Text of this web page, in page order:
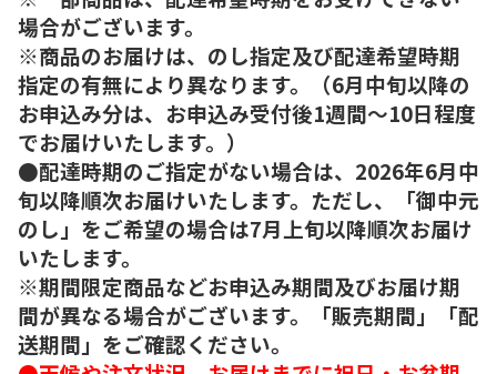
場合がございます。
※商品のお届けは、のし指定及び配達希望時期
指定の有無により異なります。（6月中旬以降の
お申込み分は、お申込み受付後1週間～10日程度
でお届けいたします。）
●配達時期のご指定がない場合は、2026年6月中
旬以降順次お届けいたします。ただし、「御中元
のし」をご希望の場合は7月上旬以降順次お届け
いたします。
※期間限定商品などお申込み期間及びお届け期
間が異なる場合がございます。「販売期間」「配
送期間」をご確認ください。